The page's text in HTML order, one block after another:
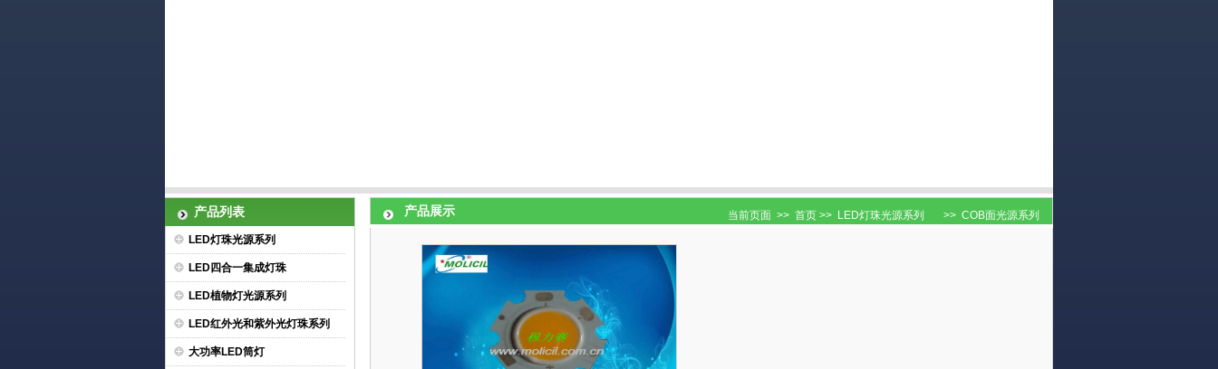
产品列表
LED灯珠光源系列
LED四合一集成灯珠
LED植物灯光源系列
LED红外光和紫外光灯珠系列
大功率LED筒灯
当前页面 >> 首页 >> LED灯珠光源系列 >> COB面光源系列
产品展示